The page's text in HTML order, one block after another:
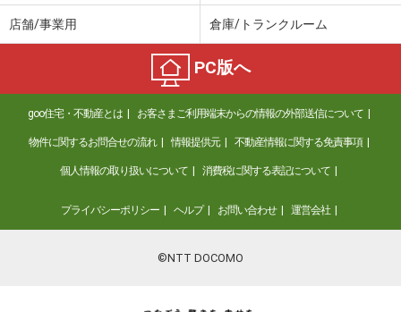
店舗/事業用 倉庫/トランクルーム
PC版へ
goo住宅・不動産とは お客さまご利用端末からの情報の外部送信について
物件に関するお問合せの流れ 情報提供元 不動産情報に関する免責事項
個人情報の取り扱いについて 消費税に関する表記について
プライバシーポリシー ヘルプ お問い合わせ 運営会社
©NTT DOCOMO